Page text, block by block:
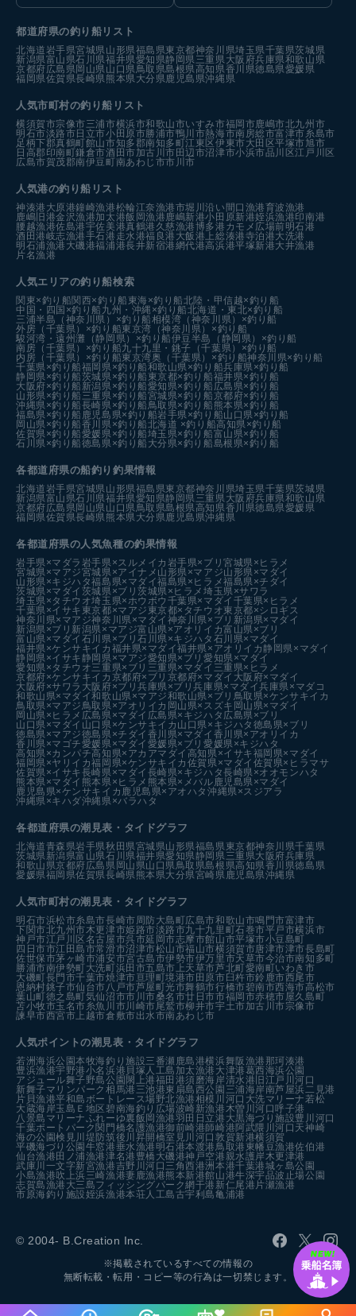
都道府県の釣り船リスト
北海道 岩手県宮城県 山形県福島県東京都神奈川県埼玉県千葉県茨城県
新潟県富山県石川県福井県愛知県静岡県 三重県 大阪府兵庫県和歌山県
京都府広島県岡山県 山口県 鳥取県島根県高知県香川県徳島県愛媛県
福岡県佐賀県長崎県 熊本県 大分県 鹿児島県沖縄県
人気市町村の釣り船リスト
横須賀市宗像市三浦市横浜市和歌山市いすみ市福岡市鹿嶋市北九州市
明石市淡路市日立市小田原市勝浦市鴨川市熱海市南房総市富津市糸島市
足柄下郡真鶴町館山市知多郡南知多町江東区伊東市大田区平塚市旭市
日高郡印南町鎌倉市酒田市加古川市田辺市沼津市小浜市品川区江戸川区
広島市賀茂郡南伊豆町南あわじ市市川市
人気港の釣り船リスト
神湊港 大原港鐘崎漁港松輪江奈漁港市堀川沿い 間口漁港育波漁港
鹿嶋旧港金沢漁港加太港飯岡漁港 鹿嶋新港小田原新港姪浜漁港印南港
腰越漁港佐島港宇佐美港真鶴港 久慈漁港博多港カモメ広場前明石港
酒田港岐志漁港手石港 走水港福良港 大飯港 上総湊港寺泊港大洗港
明石浦漁港 大磯港福浦港長井新宿港網代港高浜港平塚新港大井漁港
片名漁港
人気エリアの釣り船検索
関東×釣り船関西×釣り船 東海×釣り船北陸・甲信越×釣り船
中国・四国×釣り船 九州・沖縄×釣り船北海道・東北×釣り船
三浦半島（神奈川県）×釣り船相模湾（神奈川県）×釣り船
外房（千葉県）×釣り船東京湾（神奈川県）×釣り船
駿河湾・遠州灘（静岡県）×釣り船伊豆半島（静岡県）×釣り船
南房（千葉県）×釣り船九十九里・銚子（千葉県）×釣り船
内房（千葉県）×釣り船東京湾奥（千葉県）×釣り船神奈川県×釣り船
千葉県×釣り船福岡県×釣り船和歌山県×釣り船兵庫県×釣り船
静岡県×釣り船茨城県×釣り船 東京都×釣り船福井県×釣り船
大阪府×釣り船 新潟県×釣り船愛知県×釣り船 広島県×釣り船
山形県×釣り船 三重県×釣り船宮城県×釣り船京都府×釣り船
沖縄県×釣り船長崎県×釣り船 鳥取県×釣り船 熊本県×釣り船
福島県×釣り船 鹿児島県×釣り船岩手県×釣り船山口県×釣り船
岡山県×釣り船香川県×釣り船北海道 ×釣り船高知県×釣り船
佐賀県×釣り船愛媛県×釣り船埼玉県×釣り船富山県×釣り船
石川県×釣り船徳島県×釣り船 大分県×釣り船島根県×釣り船
各都道府県の船釣り釣果情報
北海道 岩手県宮城県 山形県福島県東京都神奈川県埼玉県千葉県茨城県
新潟県富山県石川県福井県愛知県静岡県 三重県 大阪府兵庫県和歌山県
京都府広島県岡山県 山口県 鳥取県島根県高知県香川県徳島県愛媛県
福岡県佐賀県長崎県 熊本県 大分県 鹿児島県沖縄県
各都道府県の人気魚種の釣果情報
岩手県×マダラ 岩手県×スルメイカ 岩手県×ブリ宮城県×ヒラメ
宮城県×マアジ宮城県×アイナメ 山形県×マアジ山形県×マダイ
山形県×キジハタ福島県×マダイ福島県×ヒラメ福島県×チダイ
茨城県×マダイ 茨城県×ブリ茨城県×ヒラメ埼玉県×サワラ
埼玉県×タチウオ埼玉県×ホウボウ 千葉県×マダイ 千葉県×ヒラメ
千葉県×イサキ 東京都×マアジ 東京都×タチウオ東京都×シロギス
神奈川県×マアジ神奈川県×マダイ 神奈川県×ブリ 新潟県×マダイ
新潟県×ブリ 新潟県×マアジ富山県×アオリイカ富山県×ブリ
富山県×マダイ 石川県×ブリ石川県×キジハタ 石川県×マダイ
福井県×ケンサキイカ 福井県×マダイ福井県×アオリイカ静岡県×マダイ
静岡県×イサキ静岡県×マアジ愛知県×ブリ愛知県×マダイ
愛知県×タチウオ三重県×ブリ 三重県×マダイ 三重県×ヒラメ
京都府×ケンサキイカ 京都府×ブリ 京都府×マダイ 大阪府×マダイ
大阪府×サワラ 大阪府×ブリ兵庫県×ブリ兵庫県×マダイ兵庫県×マダコ
和歌山県×マダイ和歌山県×マアジ和歌山県×ブリ 鳥取県×ケンサキイカ
鳥取県×マアジ 鳥取県×アオリイカ 岡山県×スズキ 岡山県×マダイ
岡山県×ヒラメ 広島県×マダイ 広島県×キジハタ 広島県×ブリ
山口県×マダイ 山口県×ケンサキイカ 山口県×キジハタ 徳島県×ブリ
徳島県×マアジ徳島県×チダイ 香川県×マダイ 香川県×アオリイカ
香川県×マゴチ愛媛県×マダイ 愛媛県×ブリ愛媛県×キジハタ
高知県×カンパチ高知県×アカアマダイ 高知県×イサキ福岡県×マダイ
福岡県×ヤリイカ福岡県×ケンサキイカ 佐賀県×マダイ 佐賀県×ヒラマサ
佐賀県×イサキ長崎県×マダイ 長崎県×キジハタ長崎県×オオモンハタ
熊本県×マダイ 熊本県×ヒラメ 熊本県×メバル 鹿児島県×マダイ
鹿児島県×ケンサキイカ 鹿児島県×アオハタ沖縄県×スジアラ
沖縄県×キハダ沖縄県×バラハタ
各都道府県の潮見表 ・タイドグラフ
北海道青森県岩手県秋田県宮城県山形県福島県 東京都神奈川県千葉県
茨城県 新潟県富山県石川県福井県愛知県静岡県 三重県大阪府兵庫県
和歌山県京都府広島県 岡山県山口県 鳥取県島根県高知県香川県徳島県
愛媛県福岡県佐賀県長崎県 熊本県大分県宮崎県 鹿児島県沖縄県
人気市町村の潮見表・タイドグラフ
明石市浜松市糸島市長崎市 周防大島町広島市和歌山市鳴門市富津市
下関市北九州市木更津市姫路市淡路市九十九里町石巻市平戸市横浜市
神戸市江戸川区名古屋市呉市延岡市志摩市館山市平塚市小豆島町
四日市市江田島市常滑市沼津市松山市福山市横須賀市唐津市津市長島町
佐世保市茅ヶ崎市浦安市宮古島市伊勢市伊万里市天草市今治市南知多町
勝浦市南伊勢町大洗町浜田市五島市 上天草市芦北町愛南町いわき市
大磯町長門市千葉市焼津市亘理町境港市田原市臼杵市鈴鹿市西尾市
恩納村銚子市仙台市 八戸市芦屋町光市舞鶴市行橋市碧南市西海市高松市
葉山町徳之島町気仙沼市市川市桑名市廿日市市福岡市赤穂市屋久島町
苫小牧市玉名市糸魚川市 川崎市尾鷲市柳井市宇土市加古川市宗像市
諫早市西宮市 上越市倉敷市出水市南あわじ市
人気ポイントの潮見表・タイドグラフ
若洲海浜公園本牧海釣り施設三番瀬 鹿島港横浜舞阪漁港 那珂湊港
豊浜漁港宇野港小名浜港 貝塚人工島 加太漁港 大津港葛西海浜公園
アジュール舞子野島公園閖上港福田港須磨海岸清水港 旧江戸川河口
新舞子マリンパーク 相馬港 三池港東扇島西公園 三浦海岸南芦屋浜 二見港
片貝漁港平和島ボートレース場野北漁港相模川河口 大洗マリーナ 若松
大蔵海岸玉島Ｅ地区碧南海釣り広場波崎新漁港 木曽川河口呼子港
八景島マリーナふれーゆ裏飯岡漁港羽田 日立港 大黒海づり施設豊川河口
千葉ポートパーク関門橋名護漁港御前崎港師崎港阿武隈川河口 天神崎
海の公園検見川堤防筑後川昇開橋室見川河口敦賀新港横須賀
平磯海づり公園牛窓港垂水漁港 明石港本渡港 鳥取港 東幡豆漁港佐伯港
仙台漁港田ノ浦漁港津名港 豊橋 大磯港神戸空港親水護岸 木更津港
武庫川一文字新宮漁港吉野川河口 三角西港洲本港千葉港城ヶ島公園
小島漁港吹上浜三崎漁港妻鹿漁港熊本新港館山港牛深宇品波止場公園
志賀島漁港 大三島フィッシングパーク網干港 新仁尾港 片瀬漁港
市原海釣り施設姪浜漁港本荘人工島古宇利島亀浦港
© 2004- B.Creation Inc.
※掲載されているすべての情報の
無断転載・転用・コピー等の行為は一切禁じます。